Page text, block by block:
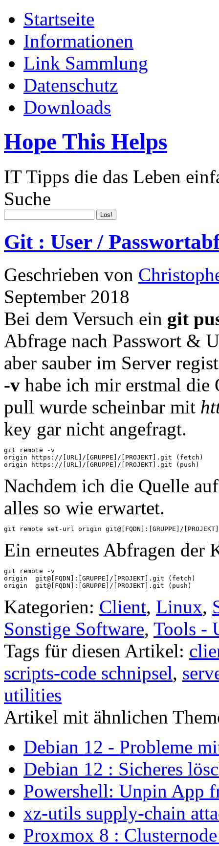
Startseite
Informationen
Link Sammlung
Datenschutz
Downloads
Hope This Helps
IT Tipps die das Leben
Suche
Git : User /
Geschrieben von
September 2018
Bei dem Versuch ein git
Abfrage nach Passwort &
aber sauber im Server
-v habe ich mir erstmal die
pull wurde scheinbar mit
key gar nicht angefragt.
git remote -v
origin https://[URL]/[GRUPPE]/[PROJEKT].git (fetch)
origin https://[URL]/[GRUPPE]/[PROJEKT].git (push)
Nachdem ich die Quelle
alles so wie erwartet.
git remote set-url origin git@[FQDN]:[GRUPPE]/
Ein erneutes Abfragen der
git remote -v
origin	git@[FQDN]:[GRUPPE]/[PROJEKT].git (fetch)
origin	git@[FQDN]:[GRUPPE]/[PROJEKT].git (push)
Kategorien: Client, Linux,
Sonstige Software, Tools -
Tags für diesen Artikel:
scripts-code schnipsel,
utilities
Artikel mit ähnlichen
Debian 12 - Probleme
Debian 12 : Sicheres
Powershell: Unpin App
xz-utils supply-chain
Proxmox 8 :